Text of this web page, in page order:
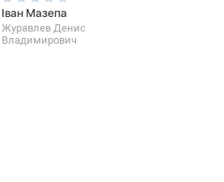
Іван Мазепа
Журавлев Денис
Владимирович